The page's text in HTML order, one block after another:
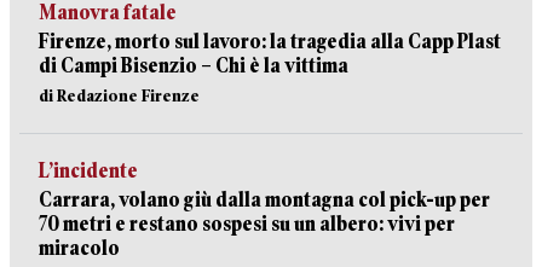
Manovra fatale
Firenze, morto sul lavoro: la tragedia alla Capp Plast
di Campi Bisenzio – Chi è la vittima
di Redazione Firenze
L’incidente
Carrara, volano giù dalla montagna col pick-up per
70 metri e restano sospesi su un albero: vivi per
miracolo